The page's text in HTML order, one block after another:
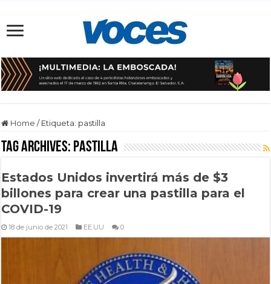
Home / Etiqueta: pastilla
Tag Archives: pastilla
Estados Unidos invertirá más de $3
billones para crear una pastilla para el
COVID-19
18 de junio de 2021 EE.UU 0